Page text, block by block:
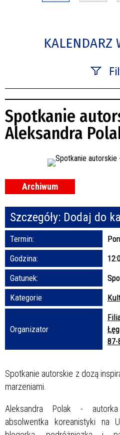
KALENDARZ
Kategoria
—
Spotkanie
Aleksandra
Archiwum
Szczegóły: Dodaj do
Termin:
Godzina:
Gatunek:
Kategorie
Organizator
87-
Spotkanie autorskie z dozą
marzeniami.
Aleksandra Polak -
absolwentka koreanistyki na